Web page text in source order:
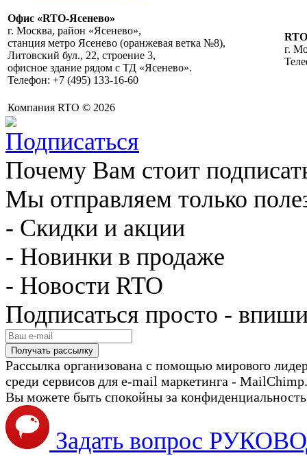
Офис «RTO-Ясенево»
г. Москва, район «Ясенево»,
станция метро Ясенево (оранжевая ветка №8),
Литовский бул., 22, строение 3,
офисное здание рядом с ТД «Ясенево».
Телефон: +7 (495) 133-16-60
г.
Компания RTO © 2026
Почему Вам стоит
Мы отправляем только
- Скидки и акции
- Новинки в продаже
- Новости RTO
Подписаться просто -
Рассылка организована с помощью мирового
среди сервисов для e-mail маркетинга - MailChimp.
Вы можете быть спокойны за
Задать вопрос